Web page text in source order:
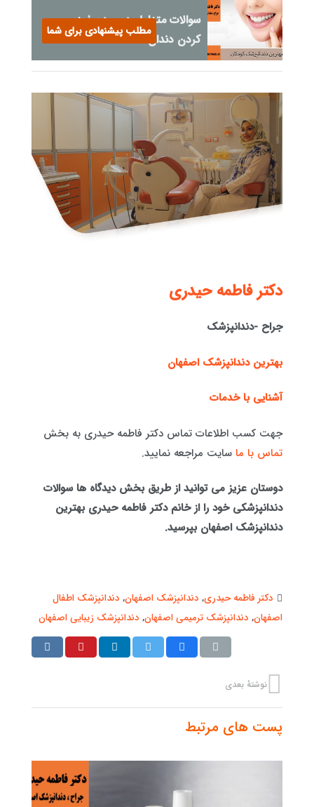
سوالات متداول درمورد سفید
کردن دندانمطلب پیشنهادی برای شما
دكتر فاطمه حيدری
جراح -دندانپزشک
بهترین دندانپزشک اصفهان
آشنایی با خدمات
جهت کسب اطلاعات تماس دکتر فاطمه حیدری به بخش
تماس با ما سایت مراجعه نمایید.
دوستان عزیز می توانید از طریق بخش دیدگاه ها سوالات
دندانپزشکی خود را از خانم دکتر فاطمه حیدری بهترین
دندانپزشک اصفهان بپرسید.
دکتر فاطمه حیدری, دندانپزشک اصفهان, دندانپزشک اطفال
اصفهان, دندانپزشک ترمیمی اصفهان, دندانپزشک زیبایی اصفهان
نوشتهٔ بعدی
پست های مرتبط